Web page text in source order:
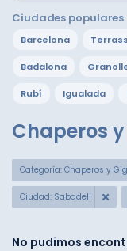
Ciudades populares
Barcelona
Badalona
Rubí Igualada
Chaperos
Categoría: Chaperos y
Ciudad: Sabadell
No pudimos